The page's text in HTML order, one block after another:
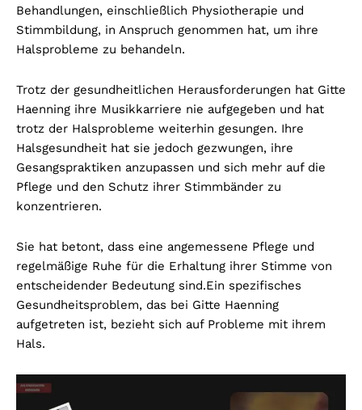
Behandlungen, einschließlich Physiotherapie und
Stimmbildung, in Anspruch genommen hat, um ihre
Halsprobleme zu behandeln.
Trotz der gesundheitlichen Herausforderungen hat Gitte
Haenning ihre Musikkarriere nie aufgegeben und hat
trotz der Halsprobleme weiterhin gesungen. Ihre
Halsgesundheit hat sie jedoch gezwungen, ihre
Gesangspraktiken anzupassen und sich mehr auf die
Pflege und den Schutz ihrer Stimmbänder zu
konzentrieren.
Sie hat betont, dass eine angemessene Pflege und
regelmäßige Ruhe für die Erhaltung ihrer Stimme von
entscheidender Bedeutung sind.Ein spezifisches
Gesundheitsproblem, das bei Gitte Haenning
aufgetreten ist, bezieht sich auf Probleme mit ihrem
Hals.